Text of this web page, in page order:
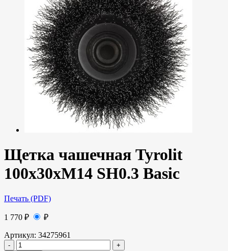
Щетка чашечная Tyrolit
100х30хМ14 SH0.3 Basic
Печать (PDF)
1 770 ₽ ₽
Артикул: 34275961